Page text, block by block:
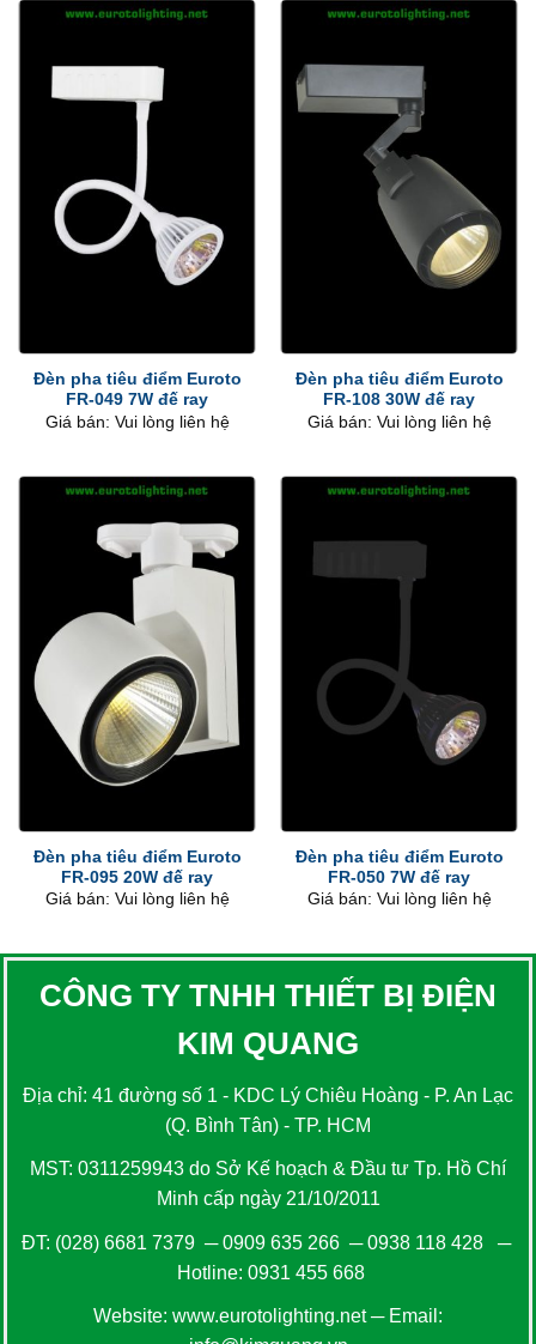
Đèn pha tiêu điểm Euroto
FR-049 7W đế ray
Giá bán: Vui lòng liên hệ
Đèn pha tiêu điểm Euroto
FR-108 30W đế ray
Giá bán: Vui lòng liên hệ
Đèn pha tiêu điểm Euroto
FR-095 20W đế ray
Giá bán: Vui lòng liên hệ
Đèn pha tiêu điểm Euroto
FR-050 7W đế ray
Giá bán: Vui lòng liên hệ
CÔNG TY TNHH THIẾT BỊ ĐIỆN
KIM QUANG
Địa chỉ: 41 đường số 1 - KDC Lý Chiêu Hoàng - P. An Lạc
(Q. Bình Tân) - TP. HCM
MST: 0311259943 do Sở Kế hoạch & Đầu tư Tp. Hồ Chí
Minh cấp ngày 21/10/2011
ĐT: (028) 6681 7379 ─0909 635 266─0938 118 428─
Hotline: 0931 455 668
Website: www.eurotolighting.net─ Email: